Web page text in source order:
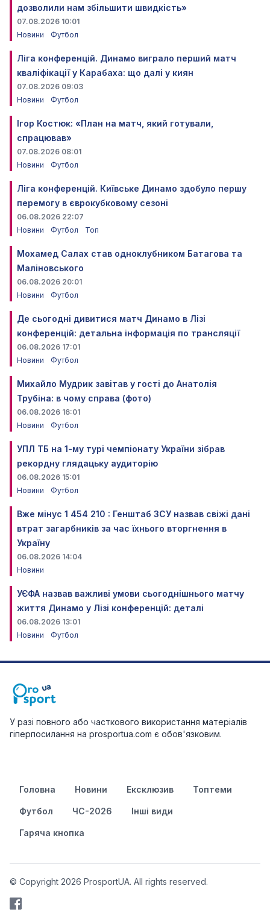
дозволили нам збільшити швидкість»
07.08.2026 10:01
Новини
Футбол
Ліга конференцій. Динамо виграло перший матч
кваліфікації у Карабаха: що далі у киян
07.08.2026 09:03
Новини
Футбол
Ігор Костюк: «План на матч, який готували,
спрацював»
07.08.2026 08:01
Новини
Футбол
Ліга конференцій. Київське Динамо здобуло першу
перемогу в єврокубковому сезоні
06.08.2026 22:07
Новини
Футбол Топ
Мохамед Салах став одноклубником Батагова та
Маліновського
06.08.2026 20:01
Новини
Футбол
Де сьогодні дивитися матч Динамо в Лізі
конференцій: детальна інформація по трансляції
06.08.2026 17:01
Новини
Футбол
Михайло Мудрик завітав у гості до Анатолія
Трубіна: в чому справа (фото)
06.08.2026 16:01
Новини
Футбол
УПЛ ТБ на 1-му турі чемпіонату України зібрав
рекордну глядацьку аудиторію
06.08.2026 15:01
Новини
Футбол
Вже мінус 1 454 210 : Генштаб ЗСУ назвав свіжі дані
втрат загарбників за час їхнього вторгнення в
Україну
06.08.2026 14:04
Новини
УЄФА назвав важливі умови сьогоднішнього матчу
життя Динамо у Лізі конференцій: деталі
06.08.2026 13:01
Новини
Футбол
У разі повного або часткового використання матеріалів
гіперпосилання на prosportua.com є обов'язковим.
Головна Новини Ексклюзив Топтеми
Футбол ЧС-2026 Інші види
Гаряча кнопка
© Copyright 2026 ProsportUA. All rights reserved.